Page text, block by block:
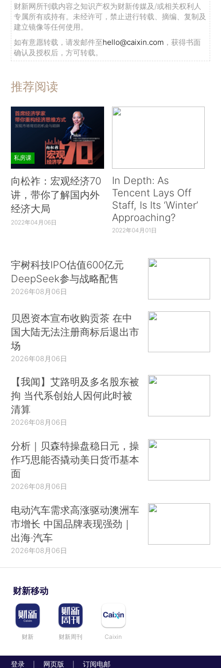
财新网所刊载内容之知识产权为财新传媒及/或相关权利人
专属所有或持有。未经许可，禁止进行转载、摘编、复制及
建立镜像等任何使用。
如有意愿转载，请发邮件至hello@caixin.com ，获得书面
确认及授权后，方可转载。
推荐阅读
私房课
向松祚：宏观经济70
讲，带你了解国内外
经济大局
2022年04月06日
In Depth: As
Tencent Lays Off
Staff, Is Its ‘Winter’
Approaching?
2022年04月01日
宇树科技IPO估值600亿元
DeepSeek参与战略配售
2026年08月06日
贝恩资本宣布收购贡茶 在中
国大陆无法注册商标后退出市
场
2026年08月06日
【我闻】艾路明及多名股东被
拘 当代系创始人因何此时被
清算
2026年08月06日
分析｜贝森特操盘稳日元，操
作巧思能否撬动美日货币基本
面
2026年08月06日
电动汽车需求高涨驱动澳洲车
市增长 中国品牌表现强劲｜
出海·汽车
2026年08月06日
财新移动
财新 财新周刊 Caixin
登录 网页版 订阅电邮